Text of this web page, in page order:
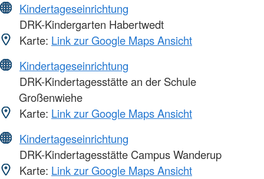
Kindertageseinrichtung
DRK-Kindergarten Habertwedt
Karte: Link zur Google Maps Ansicht
Kindertageseinrichtung
DRK-Kindertagesstätte an der Schule
Großenwiehe
Karte: Link zur Google Maps Ansicht
Kindertageseinrichtung
DRK-Kindertagesstätte Campus Wanderup
Karte: Link zur Google Maps Ansicht